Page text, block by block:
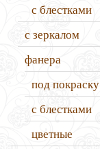
с блестками
с зеркалом
фанера
под покраску
с блестками
цветные